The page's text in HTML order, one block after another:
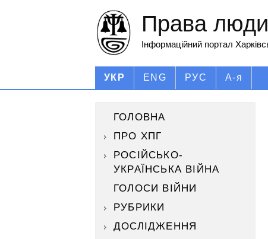
Права
Інформаційний портал
УКР ENG РУС А-я
ГОЛОВНА
ПРО ХПГ
РОСІЙСЬКО-
УКРАЇНСЬКА ВІЙНА
ГОЛОСИ ВІЙНИ
РУБРИКИ
ДОСЛІДЖЕННЯ